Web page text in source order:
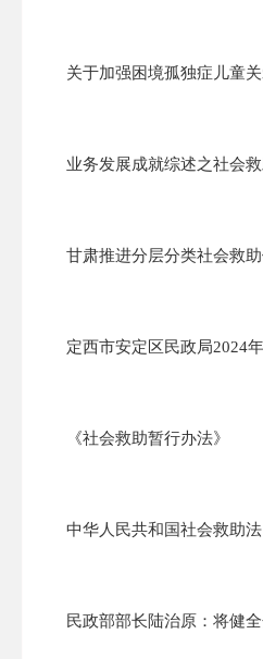
《社会救助暂行办法》
中华人民共和国社会救助法